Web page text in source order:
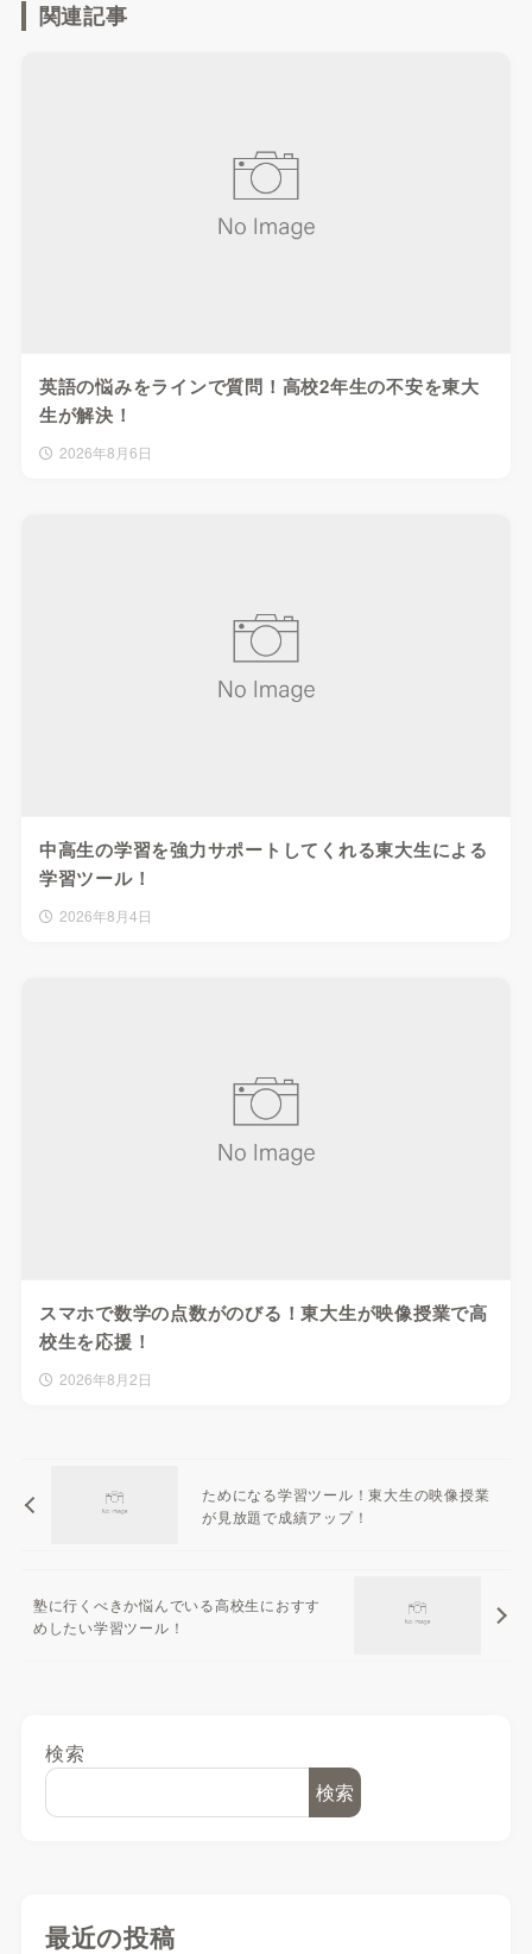
関連記事
英語の悩みをラインで質問！高校2年生の不安を東大
生が解決！
2026年8月6日
中高生の学習を強力サポートしてくれる東大生による
学習ツール！
2026年8月4日
スマホで数学の点数がのびる！東大生が映像授業で高
校生を応援！
2026年8月2日
ためになる学習ツール！東大生の映像授業
が見放題で成績アップ！
塾に行くべきか悩んでいる高校生におすす
めしたい学習ツール！
検索
検索
最近の投稿